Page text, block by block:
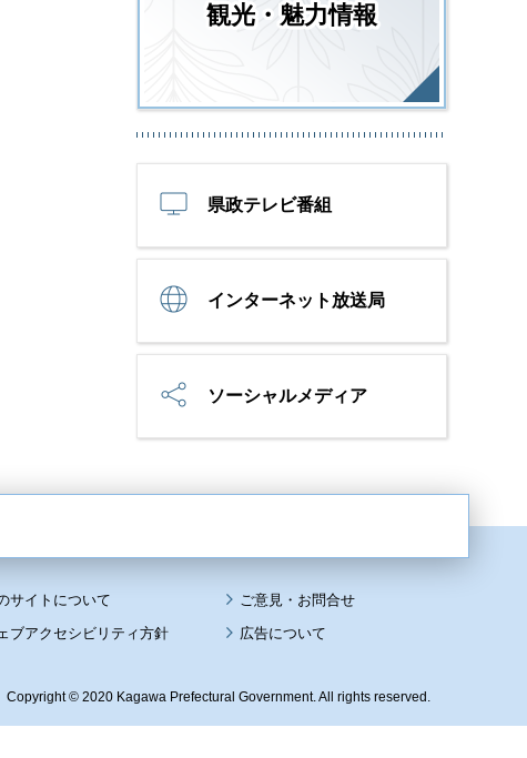
観光・魅力情報
県政テレビ番組
インターネット放送局
ソーシャルメディア
サイトについて
ブアクセシビリティ方針 広告について
Copyright © 2020 Kagawa Prefectural Government. All rights reserved.